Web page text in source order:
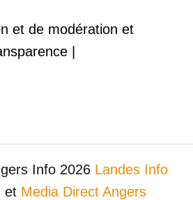
et de modération et
|
Info 2026 Landes Info
et Media Direct Angers